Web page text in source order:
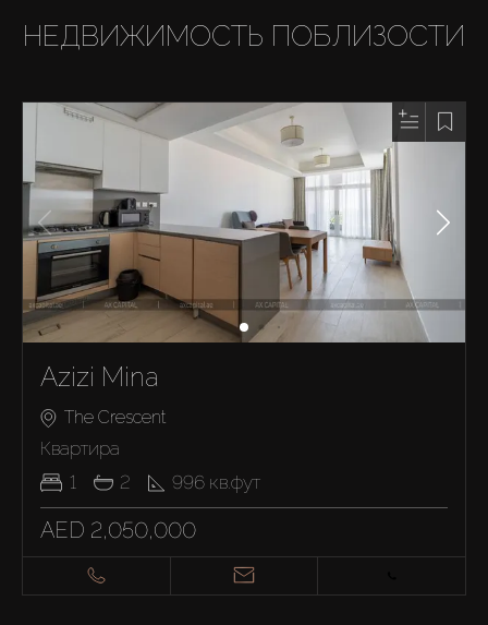
НЕДВИЖИМОСТЬ ПОБЛИЗОСТИ
Azizi Mina
The Crescent
Квартира
1
2 996 кв.фут
AED 2,050,000